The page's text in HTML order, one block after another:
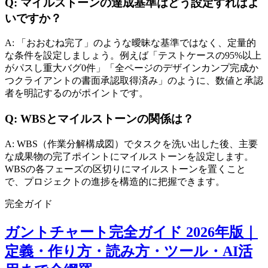
いですか？
A: 「おおむね完了」のような曖昧な基準ではなく、定量的
な条件を設定しましょう。例えば「テストケースの95%以上
がパスし重大バグ0件」「全ページのデザインカンプ完成か
つクライアントの書面承認取得済み」のように、数値と承認
者を明記するのがポイントです。
Q: WBSとマイルストーンの関係は？
A: WBS（作業分解構成図）でタスクを洗い出した後、主要
な成果物の完了ポイントにマイルストーンを設定します。
WBSの各フェーズの区切りにマイルストーンを置くこと
で、プロジェクトの進捗を構造的に把握できます。
完全ガイド
ガントチャート完全ガイド 2026年版｜
定義・作り方・読み方・ツール・AI活